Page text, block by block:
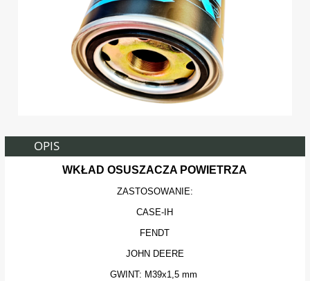
OPIS
WKŁAD OSUSZACZA POWIETRZA
ZASTOSOWANIE:
CASE-IH
FENDT
JOHN DEERE
GWINT: M39x1,5 mm